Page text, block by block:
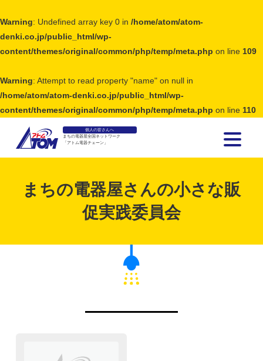
Warning: Undefined array key 0 in /home/atom/atom-
denki.co.jp/public_html/wp-
content/themes/original/common/php/temp/meta.php on line 109
Warning: Attempt to read property "name" on null in
/home/atom/atom-denki.co.jp/public_html/wp-
content/themes/original/common/php/temp/meta.php on line 110
アトム電器チェーン
個人の皆さんへ
まちの電器屋全国ネットワーク
「アトム電器チェーン」
まちの電器屋さんの小さな販
促実践委員会